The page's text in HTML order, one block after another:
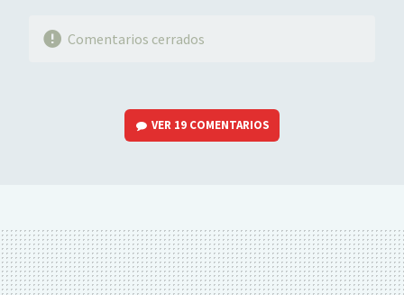
Comentarios cerrados
VER 19 COMENTARIOS